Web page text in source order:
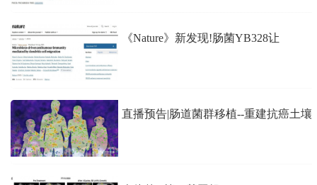
《Nature》新发现!肠菌YB328让
直播预告|肠道菌群移植--重建抗癌土壤